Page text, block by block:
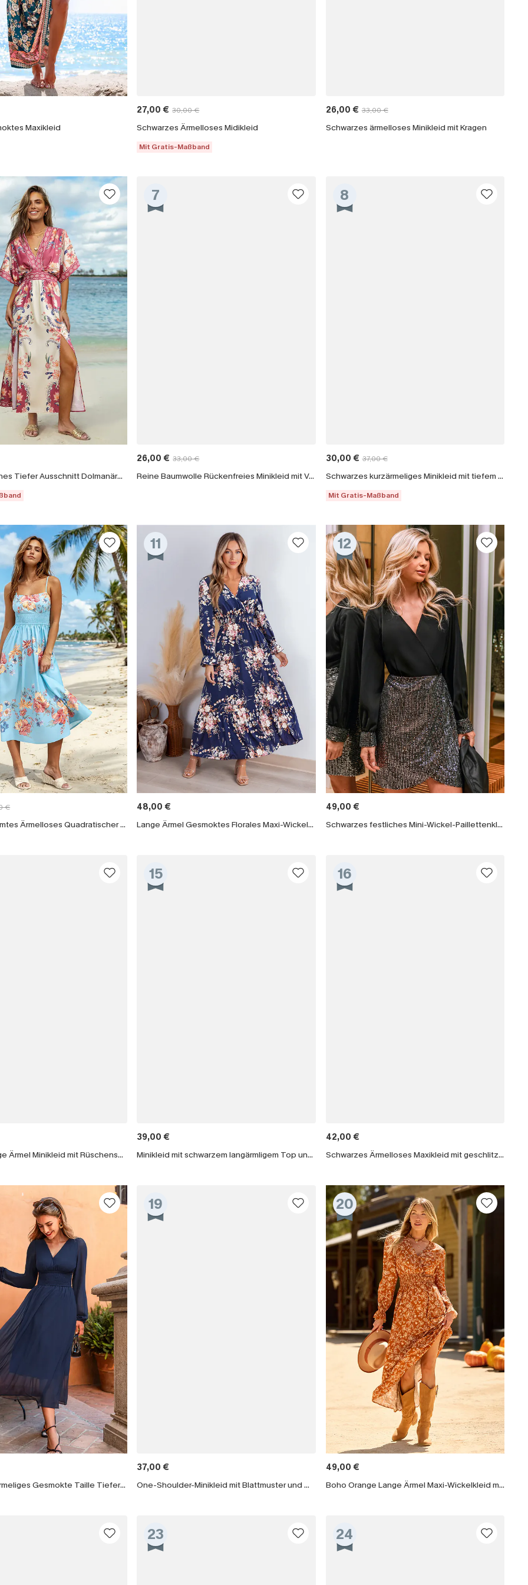
Maxikleid
27,00 € 30,00 €
Schwarzes Ärmelloses Midikleid
Mit Gratis-Maßband
26,00 € 33,00 €
Schwarzes ärmelloses Minikleid mit Kragen
Rosa Tropisches Tiefer Ausschnitt Dolmanärmel Maxikleid
7
26,00 € 33,00 €
Reine Baumwolle Rückenfreies Minikleid mit V-Ausschnitt
8
30,00 € 37,00 €
Schwarzes kurzärmeliges Minikleid mit tiefem Ausschnitt
Mit Gratis-Maßband
€
Blaues Geblümtes Ärmelloses Quadratischer Ausschnitt Maxikleid
11
48,00 €
Lange Ärmel Gesmoktes Florales Maxi-Wickelkleid
12
49,00 €
Schwarzes festliches Mini-Wickel-Paillettenkleid
Kariertes Lange Ärmel Minikleid mit Rüschen­saum
15
39,00 €
Minikleid mit schwarzem langärmligem Top und Khaki-Rock
16
42,00 €
Schwarzes Ärmelloses Maxikleid mit geschlitztem Saum
Blaues Langärmeliges Gesmokte Taille Tiefer Ausschnitt Maxikleid
19
37,00 €
One-Shoulder-Minikleid mit Blattmuster und Gürtel
20
49,00 €
Boho Orange Lange Ärmel Maxi-Wickelkleid mit Blumenmuster
23 24
15% ERHALTEN
15% ohne MBW für E-Mail-Abonnenten.
*Ein Code pro Bestellung. Jeder Code ist einmal gültig.
Mit dem Klick auf diese Schaltfläche erklären Sie sich damit
einverstanden, exklusive Werbeaktionen und Updates von Cupshe per E-